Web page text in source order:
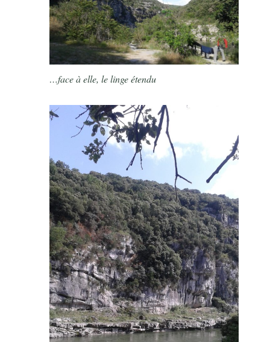
…face à elle, le linge étendu